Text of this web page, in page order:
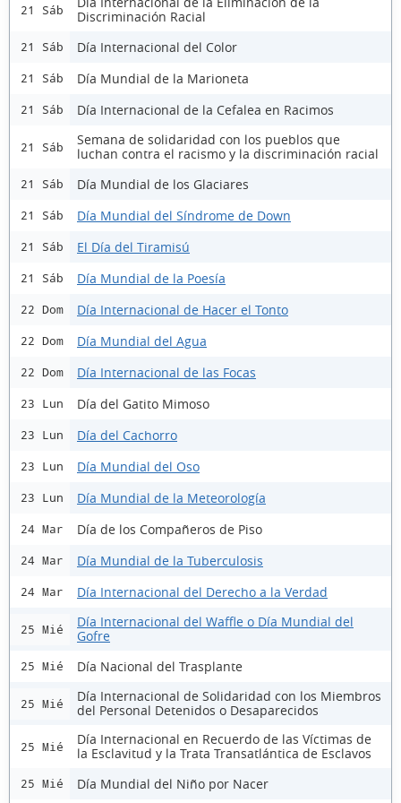
21 Sáb
Discriminación Racial
21 Sáb Día Internacional del Color
21 Sáb Día Mundial de la Marioneta
21 Sáb Día Internacional de la Cefalea en Racimos
21 Sáb
Semana de solidaridad con los pueblos que
luchan contra el racismo y la discriminación racial
21 Sáb Día Mundial de los Glaciares
21 Sáb Día Mundial del Síndrome de Down
21 Sáb El Día del Tiramisú
21 Sáb Día Mundial de la Poesía
22 Dom Día Internacional de Hacer el Tonto
22 Dom Día Mundial del Agua
22 Dom Día Internacional de las Focas
23 Lun Día del Gatito Mimoso
23 Lun Día del Cachorro
23 Lun Día Mundial del Oso
23 Lun Día Mundial de la Meteorología
24 Mar Día de los Compañeros de Piso
24 Mar Día Mundial de la Tuberculosis
24 Mar Día Internacional del Derecho a la Verdad
25 Mié
Día Internacional del Waffle o Día Mundial del
Gofre
25 Mié Día Nacional del Trasplante
25 Mié
Día Internacional de Solidaridad con los Miembros
del Personal Detenidos o Desaparecidos
25 Mié
Día Internacional en Recuerdo de las Víctimas de
la Esclavitud y la Trata Transatlántica de Esclavos
25 Mié Día Mundial del Niño por Nacer